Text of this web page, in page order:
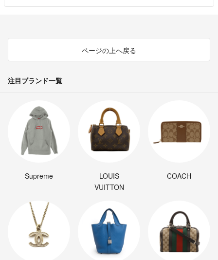
ページの上へ戻る
注目ブランド一覧
Supreme
LOUIS
VUITTON
COACH